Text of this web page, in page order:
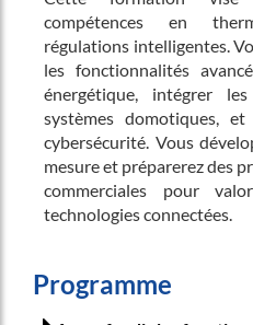
compétences en
régulations intelligentes.
les fonctionnalités
énergétique, intégrer
systèmes domotiques,
cybersécurité. Vous
mesure et préparerez des
commerciales pour
technologies connectées.
Programme